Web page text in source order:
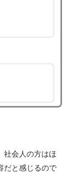
社会人の方はほ
だと感じるので